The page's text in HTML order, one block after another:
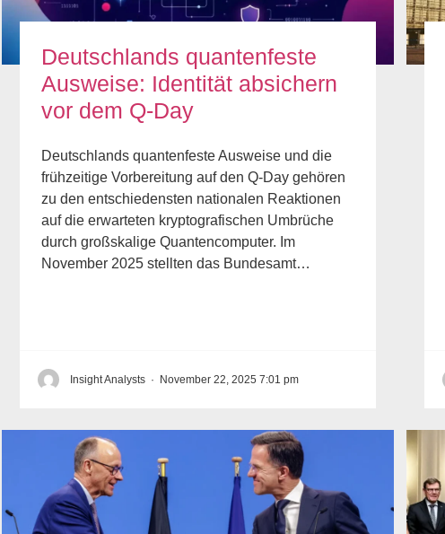
Deutschlands quantenfeste
Ausweise: Identität absichern
vor dem Q-Day
Deutschlands quantenfeste Ausweise und die
frühzeitige Vorbereitung auf den Q-Day gehören
zu den entschiedensten nationalen Reaktionen
auf die erwarteten kryptografischen Umbrüche
durch großskalige Quantencomputer. Im
November 2025 stellten das Bundesamt…
Insight Analysts · November 22, 2025 7:01 pm